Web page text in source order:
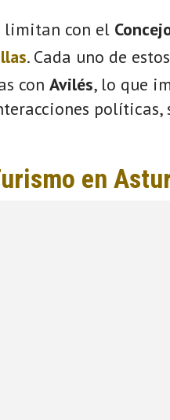
limitan con el
. Cada uno de
con Avilés, lo que
políticas,